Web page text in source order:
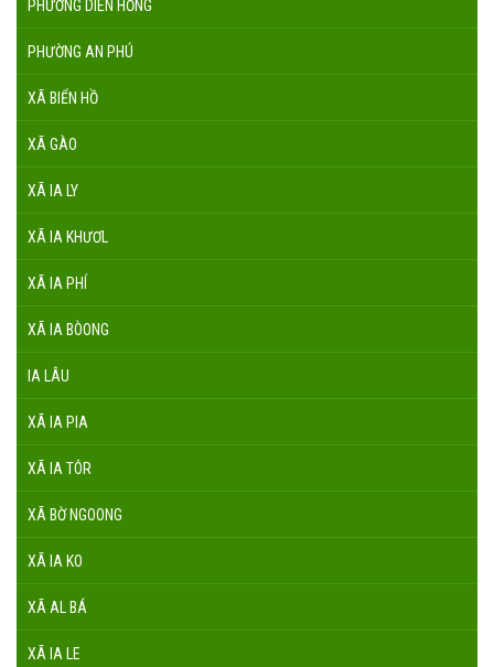
PHƯỜNG DIÊN HỒNG
PHƯỜNG AN PHÚ
XÃ BIỂN HỒ
XÃ GÀO
XÃ IA LY
XÃ IA KHƯƠL
XÃ IA PHÍ
XÃ IA BÒONG
IA LÂU
XÃ IA PIA
XÃ IA TÔR
XÃ BỜ NGOONG
XÃ IA KO
XÃ AL BÁ
XÃ IA LE